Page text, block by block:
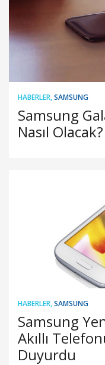
HABERLER,SAMSUNG
Samsung
Nasıl Olacak?
HABERLER,SAMSUNG
Samsung
Akıllı
Duyurdu